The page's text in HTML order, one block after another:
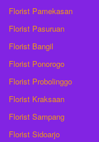
Florist Pamekasan
Florist Pasuruan
Florist Bangil
Florist Ponorogo
Florist Probolinggo
Florist Kraksaan
Florist Sampang
Florist Sidoarjo